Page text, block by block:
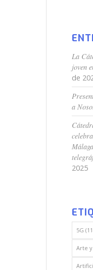
La
joven
de
a
2025
5G
Arte